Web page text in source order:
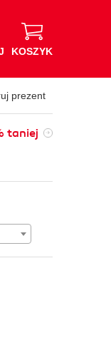
KOSZYK
prezent
taniej